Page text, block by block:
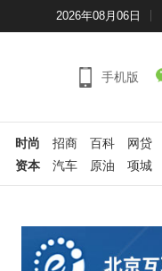
2026年08月06日
手机版
时尚 招商 百科
网贷
资本
汽车 原油 项城